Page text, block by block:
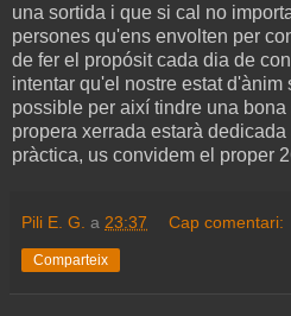
una sortida i que si cal no
persones qu'ens envolten per
de fer el propósit cada dia de
intentar qu'el nostre estat d'ànim
possible per així tindre una
propera xerrada estarà
pràctica, us convidem el proper
Pili E. G. a 23:37 Cap comentari:
Comparteix